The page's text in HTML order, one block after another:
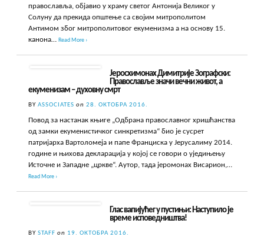
православља, објавио у храму светог Антонија Великог у
Солуну да прекида општење са својим митрополитом
Антимом због митрополитовог екуменизма а на основу 15.
канона…Read More ›
Јеросхимонах Димитрије Зографски:
Православље значи вечни живот, a
екуменизам – духовну смрт
BYASSOCIATES on 28. ОКТОБРА 2016.
Повод за настанак књиге „Одбрана православног хришћанства
од замки екуменистичког синкретизма“ био је сусрет
патријарха Вартоломеја и папе Франциска у Јерусалиму 2014.
године и њихова декларација у којој се говори о уједињењу
Источне и Западне „цркве“. Аутор, тада јеромонах Висарион,…
Read More ›
Глас вапијућег у пустињи: Наступило је
време исповедништва!
BYSTAFF on 19. ОКТОБРА 2016.